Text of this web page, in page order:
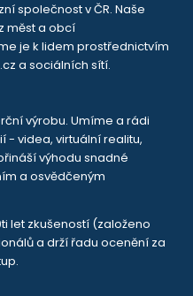
společnost v ČR. Naše
měst a obcí
je k lidem prostřednictvím
a sociálních sítí.
výrobu. Umíme a rádi
- videa, virtuální realitu,
výhodu snadné
a osvědčeným
let zkušeností (založeno
a drží řadu ocenění za